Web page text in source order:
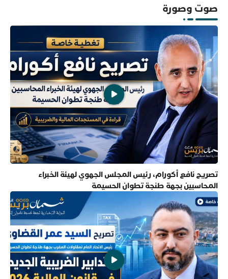
صوت وصورة
تصريح نافع أكورام، رئيس المجلس الجهوي لهيئة الخبراء
المحاسبين بجهة طنجة تطوان الحسيمة